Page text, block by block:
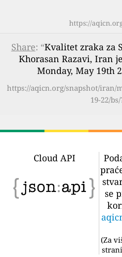
https://
Share: “Kvalitet zraka za
Khorasan Razavi, Iran je
Monday, May 19th
https://aqicn.org/snapshot/iran/
19-22/bs/
Cloud API
se
(Za